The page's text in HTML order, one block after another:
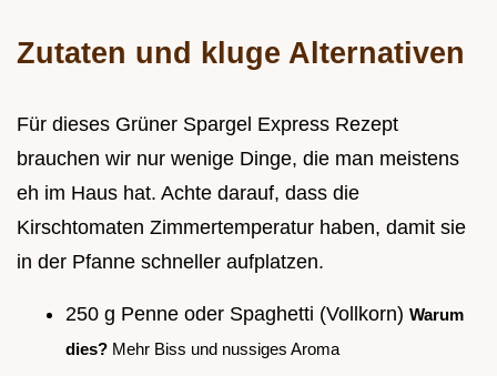
Zutaten und kluge Alternativen
Für dieses Grüner Spargel Express Rezept
brauchen wir nur wenige Dinge, die man meistens
eh im Haus hat. Achte darauf, dass die
Kirschtomaten Zimmertemperatur haben, damit sie
in der Pfanne schneller aufplatzen.
250 g Penne oder Spaghetti (Vollkorn) Warum
dies? Mehr Biss und nussiges Aroma